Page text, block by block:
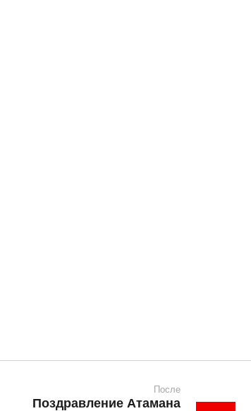
После
Поздравление Атамана